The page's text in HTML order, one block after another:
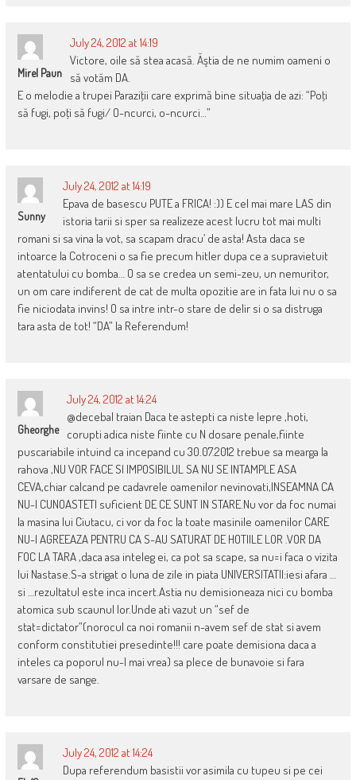
Mirel Paun
July 24, 2012 at 14:19
Victore, oile să stea acasă. Ăştia de ne numim oameni o
să votăm DA.
E o melodie a trupei Paraziţii care exprimă bine situaţia de azi: “Poţi
să fugi, poţi să fugi/ O-ncurci, o-ncurci…”
Sunny
July 24, 2012 at 14:19
Epava de basescu PUTE a FRICA! :)) E cel mai mare LAS din
istoria tarii si sper sa realizeze acest lucru tot mai multi
romani si sa vina la vot, sa scapam dracu’ de asta! Asta daca se
intoarce la Cotroceni o sa fie precum hitler dupa ce a supravietuit
atentatului cu bomba… O sa se credea un semi-zeu, un nemuritor,
un om care indiferent de cat de multa opozitie are in fata lui nu o sa
fie niciodata invins! O sa intre intr-o stare de delir si o sa distruga
tara asta de tot! “DA” la Referendum!
Gheorghe
July 24, 2012 at 14:24
@decebal traian Daca te astepti ca niste lepre ,hoti,
corupti adica niste fiinte cu N dosare penale,fiinte
puscariabile intuind ca incepand cu 30.07.2012 trebue sa mearga la
rahova ,NU VOR FACE SI IMPOSIBILUL SA NU SE INTAMPLE ASA
CEVA,chiar calcand pe cadavrele oamenilor nevinovati,INSEAMNA CA
NU-I CUNOASTETI suficient DE CE SUNT IN STARE.Nu vor da foc numai
la masina lui Ciutacu, ci vor da foc la toate masinile oamenilor CARE
NU-I AGREEAZA PENTRU CA S-AU SATURAT DE HOTIILE LOR .VOR DA
FOC LA TARA ,daca asa inteleg ei, ca pot sa scape, sa nu=i faca o vizita
lui Nastase.S-a strigat o luna de zile in piata UNIVERSITATII:iesi afara …
si …rezultatul este inca incert.Astia nu demisioneaza nici cu bomba
atomica sub scaunul lor.Unde ati vazut un “sef de
stat=dictator”(norocul ca noi romanii n-avem sef de stat si avem
conform constitutiei presedinte!!! care poate demisiona daca a
inteles ca poporul nu-l mai vrea) sa plece de bunavoie si fara
varsare de sange.
July 24, 2012 at 14:24
Dupa referendum basistii vor asimila cu tupeu si pe cei